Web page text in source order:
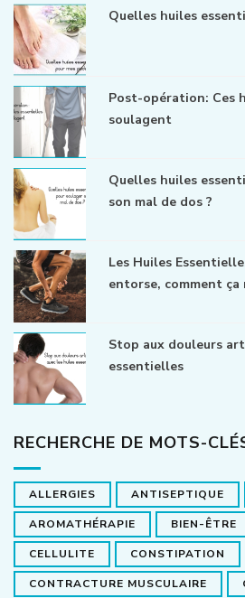
Quelles huiles
Post-opération: Ces
soulagent
Quelles huiles
son mal de dos ?
Les Huiles
entorse, comment ça
Stop aux douleurs
essentielles
RECHERCHE DE MOTS-
ALLERGIES ANTISEPTIQUE
AROMATHÉRAPIE BIEN-ÊTRE
CELLULITE CONSTIPATION
CONTRACTURE MUSCULAIRE